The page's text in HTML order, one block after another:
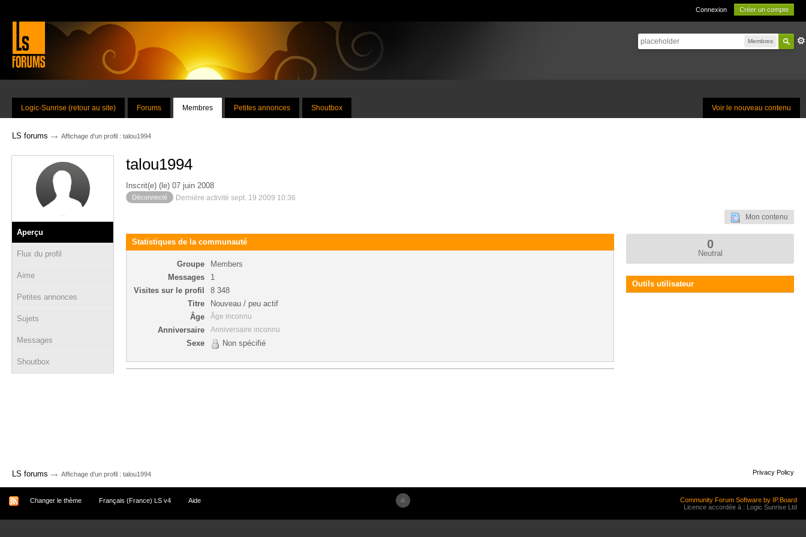
Connexion Créer un compte
Membres
Voir le nouveau contenu
Logic-Sunrise (retour au site) Forums Membres Petites annonces Shoutbox
LS forums → Affichage d'un profil : talou1994
Aperçu
Flux du profil
Aime
Petites annonces
Sujets
Messages
Shoutbox
talou1994
Inscrit(e) (le) 07 juin 2008
Déconnecté Dernière activité sept. 19 2009 10:36
Mon contenu
Statistiques de la communauté
Groupe
Members
Messages
1
Visites sur le profil
8 348
Titre
Nouveau / peu actif
Âge
Âge inconnu
Anniversaire Anniversaire inconnu
Sexe Non spécifié
0
Neutral
Outils utilisateur
LS forums → Affichage d'un profil : talou1994 Privacy Policy
Changer le thème Français (France) LS v4 Aide
Community Forum Software by IP.Board
Licence accordée à : Logic Sunrise Ltd